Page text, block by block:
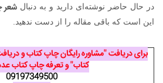
در حال حاضر نوشته‌ای دارید و به دنبال شعر
این است که باقی مقاله را از دست ندهید.
برای دریافت "مشاوره رایگان چاپ کتاب و
کتاب" و تعرفه چاپ کتاب
09197349500